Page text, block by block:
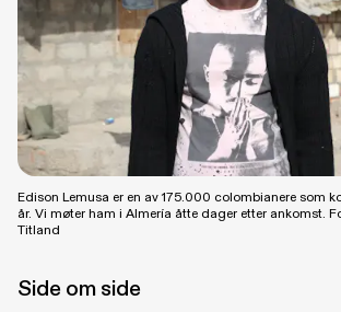
Edison Lemusa er en av 175.000 colombianere som
år. Vi møter ham i Almería åtte dager etter ankomst.
Titland
Side om side